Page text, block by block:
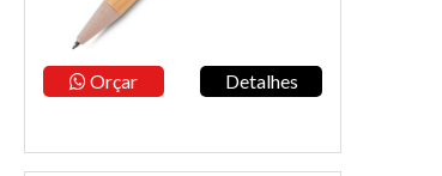
Orçar Detalhes